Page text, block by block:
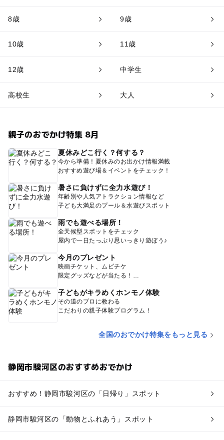
8歳 9歳
10歳 11歳
12歳 中学生
高校生 大人
親子のおでかけ特集 8月
夏休みどこ行く？何する？
今から準備！夏休みのお出かけ情報満載
おすすめ遊び場＆イベントをチェック！
暑さに負けずに全力水遊び！
年齢別や人気アトラクション情報など
子ども大満足のプール＆水遊びスポット
雨でも遊べる場所！
全天候型スポットをチェック
屋内で一日たっぷり思いっきり遊ぼう♪
今月のプレゼント
映画チケット、ムビチケ
限定グッズなどが当たる！
子どもがキラめくホンモノ体験
その道のプロに教わる
こだわりの親子体験プログラム！
全国のおでかけ特集をもっと見る
静岡市駿河区のおすすめおでかけ
おすすめ！静岡市駿河区の「日帰り」スポット
静岡市駿河区の「動物とふれあう」スポット